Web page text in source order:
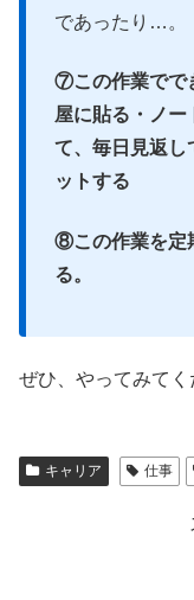
であったり…。
⑦この作業でで
屋に貼る・ノー
て、毎日見返し
ットする
⑧この作業を定
る。
ぜひ、やってみてく
キャリア 仕事